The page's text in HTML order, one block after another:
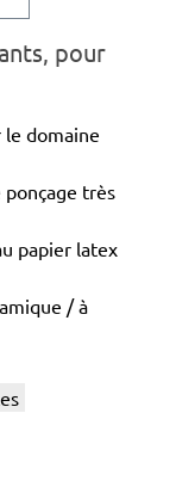
pour
domaine
très
papier latex
/ à